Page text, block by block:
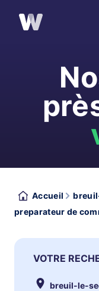
Accueil
preparateur de
VOTRE
breuil-le-